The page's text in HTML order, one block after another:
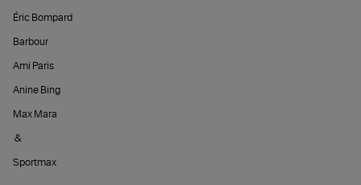
Éric Bompard
Barbour
Ami Paris
Anine Bing
Max Mara
&
Sportmax